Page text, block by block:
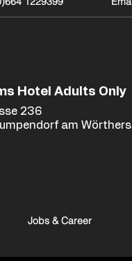
Hotel Adults Only
236
am
Jobs & Career